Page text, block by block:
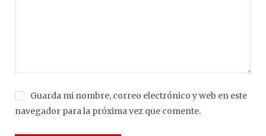
Guarda mi nombre, correo electrónico y web en este
navegador para la próxima vez que comente.